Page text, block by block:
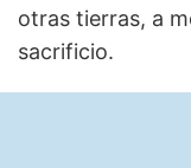
otras tierras, a
sacrificio.